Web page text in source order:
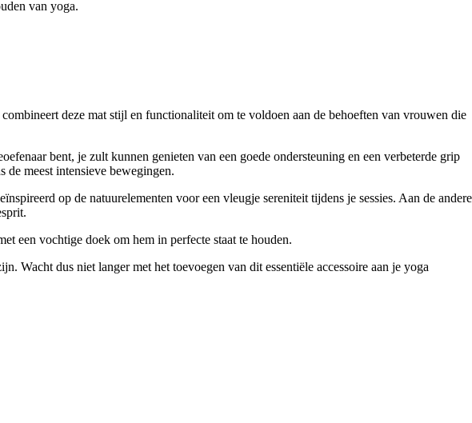
van yoga.
deze mat stijl en functionaliteit om te voldoen aan de behoeften van vrouwen die
bent, je zult kunnen genieten van een goede ondersteuning en een verbeterde grip
meest intensieve bewegingen.
op de natuurelementen voor een vleugje sereniteit tijdens je sessies. Aan de andere
een vochtige doek om hem in perfecte staat te houden.
Wacht dus niet langer met het toevoegen van dit essentiële accessoire aan je yoga